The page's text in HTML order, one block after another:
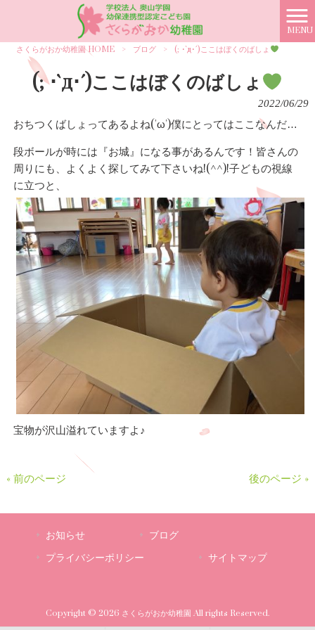
MENU
さくらがおか幼稚園 HOME
> ブログ > (; ･`д･´)ここはぼくのばしょ
(; ･`д･´)ここはぼくのばしょ
2022/06/29
おちつくばしょってあるよね('ω')僕にとってはここなんだ…
段ボールが時には『お城』になる事があるんです！皆さんの
周りにも、よくよく探してみて下さいね!(^^)!子どもの視線
に立つと、
宝物が沢山溢れていますよ♪
« 前のページ 後のページ »
お知らせ
ブログ
プライバシーポリシー
サイトマップ
Copyright © 2026 さくらがおか幼稚園 All rights Reserved.